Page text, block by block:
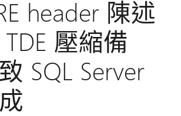
header 陳述
壓縮備
SQL Server